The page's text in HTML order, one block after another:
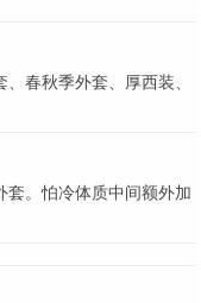
春秋季外套、厚西装、
套。怕冷体质中间额外加